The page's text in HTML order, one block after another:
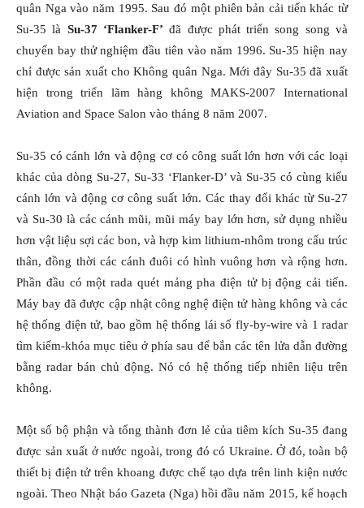
quân Nga vào năm 1995. Sau đó một phiên bản cải tiến khác từ
Su-35 là Su-37 ‘Flanker-F’ đã được phát triển song song và
chuyến bay thử nghiệm đầu tiên vào năm 1996. Su-35 hiện nay
chỉ được sản xuất cho Không quân Nga. Mới đây Su-35 đã xuất
hiện trong triển lãm hàng không MAKS-2007 International
Aviation and Space Salon vào tháng 8 năm 2007.
Su-35 có cánh lớn và động cơ có công suất lớn hơn với các loại
khác của dòng Su-27, Su-33 ‘Flanker-D’ và Su-35 có cùng kiểu
cánh lớn và động cơ công suất lớn. Các thay đổi khác từ Su-27
và Su-30 là các cánh mũi, mũi máy bay lớn hơn, sử dụng nhiều
hơn vật liệu sợi các bon, và hợp kim lithium-nhôm trong cấu trúc
thân, đồng thời các cánh đuôi có hình vuông hơn và rộng hơn.
Phần đầu có một rada quét mảng pha điện tử bị động cải tiến.
Máy bay đã được cập nhật công nghệ điện tử hàng không và các
hệ thống điện tử, bao gồm hệ thống lái số fly-by-wire và 1 radar
tìm kiếm-khóa mục tiêu ở phía sau để bắn các tên lửa dẫn đường
bằng radar bán chủ động. Nó có hệ thống tiếp nhiên liệu trên
không.
Một số bộ phận và tổng thành đơn lẻ của tiêm kích Su-35 đang
được sản xuất ở nước ngoài, trong đó có Ukraine. Ở đó, toàn bộ
thiết bị điện tử trên khoang được chế tạo dựa trên linh kiện nước
ngoài. Theo Nhật báo Gazeta (Nga) hồi đầu năm 2015, kế hoạch